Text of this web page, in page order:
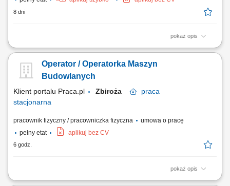
8 dni
pokaż opis
Opis stanowiska obsługa żurawia wieżowego w ramach projektów
montażowych i transportowych, utrzymanie porządku i bezpieczeństwa
na stanowisku pracy, współpraca z zespołem w celu terminowej
Operator / Operatorka Maszyn
Budowlanych
Klient portalu Praca.pl Zbiroża
praca
stacjonarna
pracownik fizyczny / pracowniczka fizyczna
umowa o pracę
pełny etat
aplikuj bez CV
6 godz.
pokaż opis
Obsługa maszyn ciężkich, w tym koparki, ładowarki lub pogłębiarki